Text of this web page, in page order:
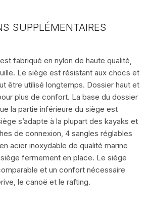
SUPPLÉMENTAIRES
fabriqué en nylon de haute qualité,
Le siège est résistant aux chocs et
être utilisé longtemps. Dossier haut et
plus de confort. La base du dossier
la partie inférieure du siège est
s’adapte à la plupart des kayaks et
de connexion, 4 sangles réglables
acier inoxydable de qualité marine
fermement en place. Le siège
et un confort nécessaire
le canoë et le rafting.